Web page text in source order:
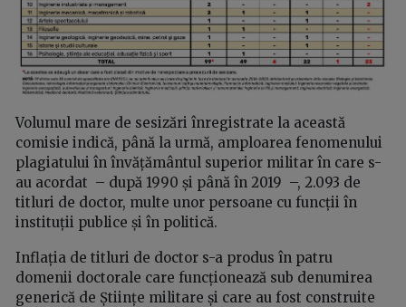
Volumul mare de sesizări înregistrate la această
comisie indică, până la urmă, amploarea fenomenului
plagiatului în învățământul superior militar în care s-
au acordat – după 1990 și până în 2019 –, 2.093 de
titluri de doctor, multe unor persoane cu funcții în
instituții publice și în politică.
Inflația de titluri de doctor s-a produs în patru
domenii doctorale care funcționează sub denumirea
generică de Științe militare și care au fost construite